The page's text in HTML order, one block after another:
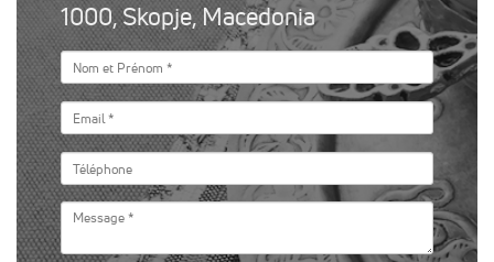
1000, Skopje, Macedonia